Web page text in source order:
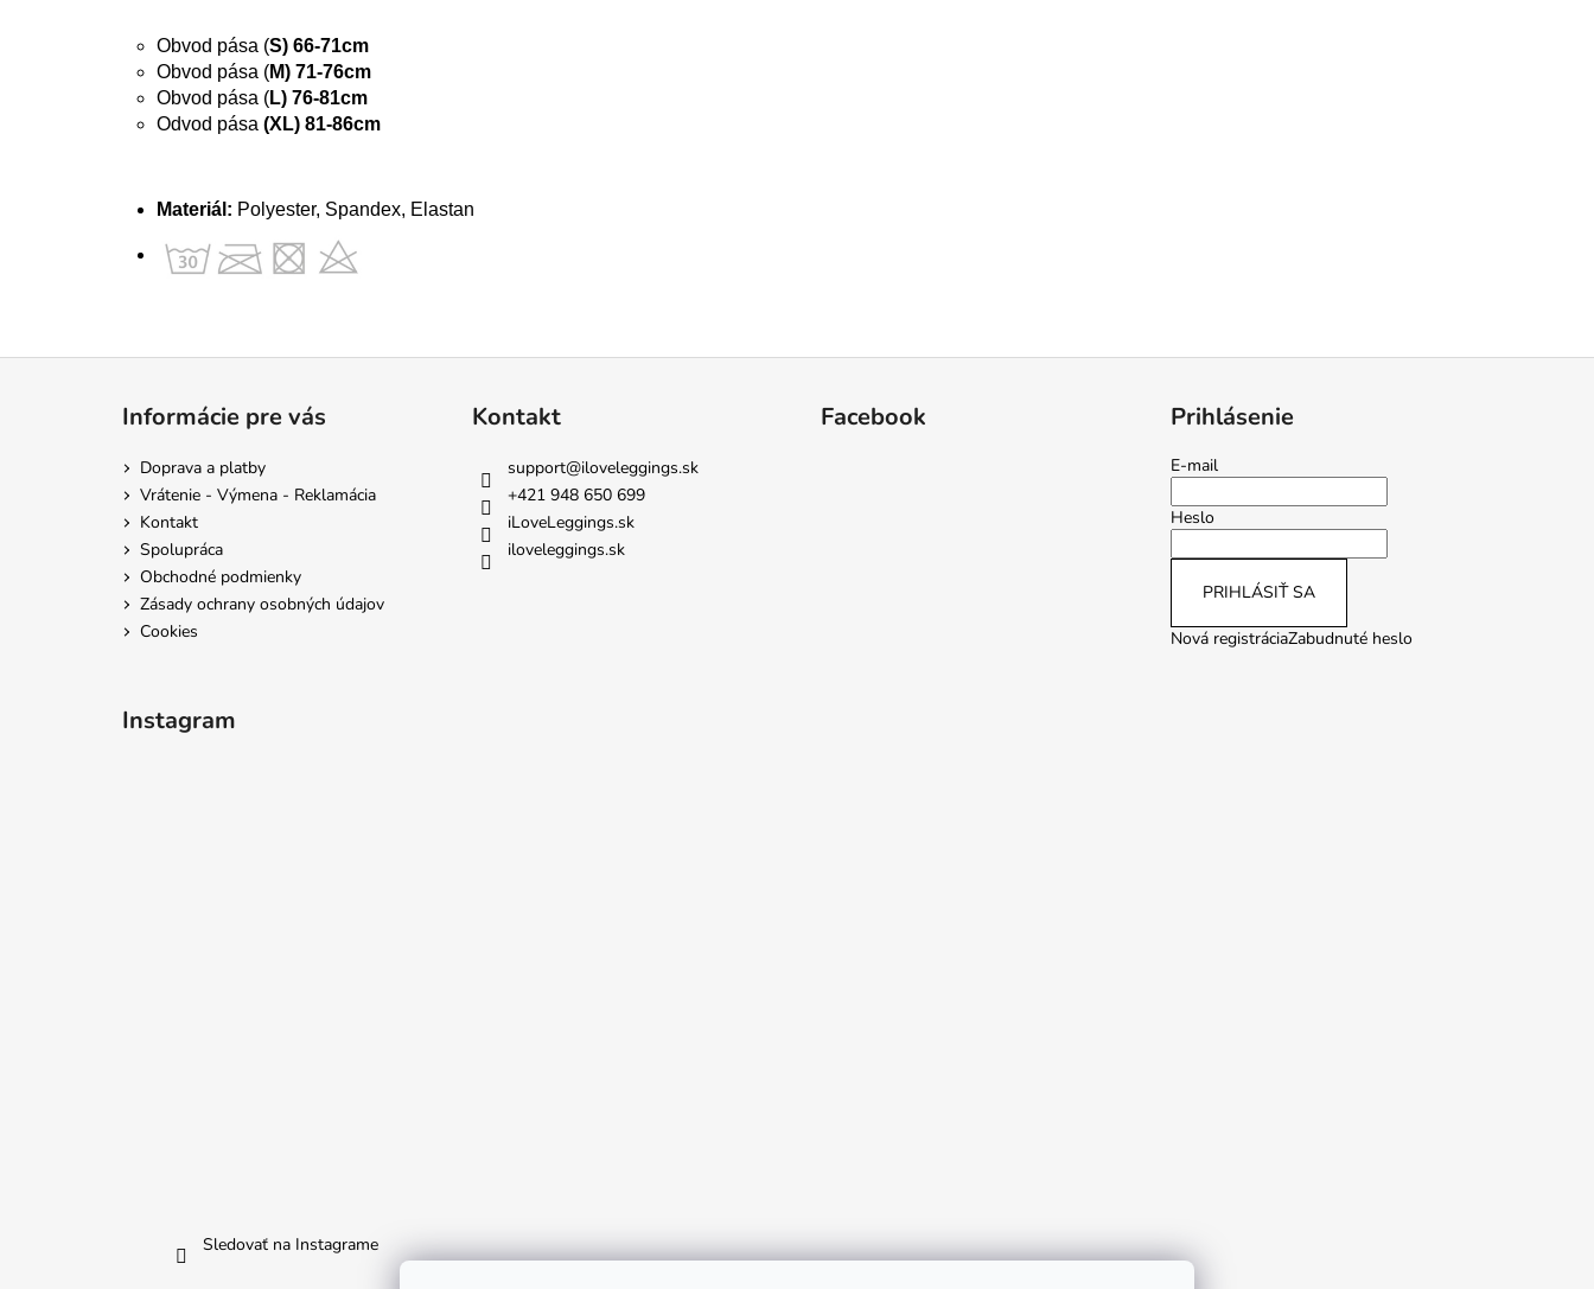
Obvod pása (S) 66-71cm
Obvod pása (M) 71-76cm
Obvod pása (L) 76-81cm
Odvod pása (XL) 81-86cm
Materiál: Polyester, Spandex, Elastan
Informácie pre vás
Doprava a platby
Vrátenie - Výmena - Reklamácia
Kontakt
Spolupráca
Obchodné podmienky
Zásady ochrany osobných údajov
Cookies
Kontakt
support@iloveleggings.sk
+421 948 650 699
iLoveLeggings.sk
iloveleggings.sk
Facebook Prihlásenie
E-mail
Heslo
PRIHLÁSIŤ SA
Nová registráciaZabudnuté heslo
Instagram
Sledovať na Instagrame